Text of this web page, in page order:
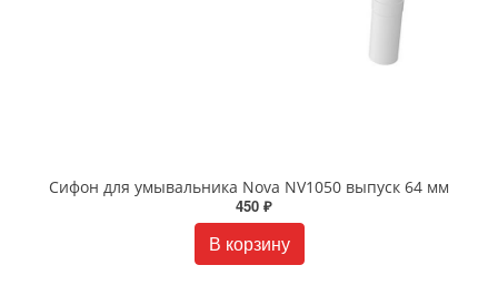
Сифон для умывальника Nova NV1050 выпуск 64 мм
450 ₽
В корзину